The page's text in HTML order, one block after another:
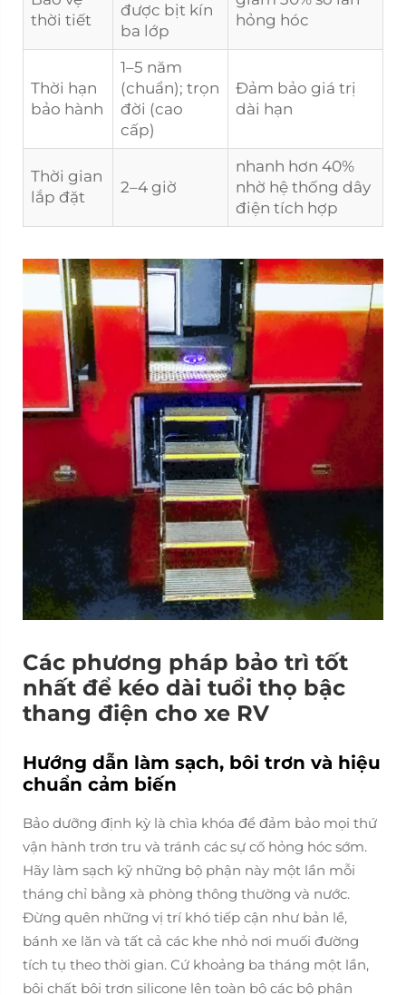
thời tiết
được bịt kín
ba lớp
hỏng hóc
Thời hạn
bảo hành
1–5 năm
(chuẩn); trọn
đời (cao
cấp)
Đảm bảo giá trị
dài hạn
Thời gian
lắp đặt
2–4 giờ
nhanh hơn 40%
nhờ hệ thống dây
điện tích hợp
Các phương pháp bảo trì tốt
nhất để kéo dài tuổi thọ bậc
thang điện cho xe RV
Hướng dẫn làm sạch, bôi trơn và hiệu
chuẩn cảm biến
Bảo dưỡng định kỳ là chìa khóa để đảm bảo mọi thứ
vận hành trơn tru và tránh các sự cố hỏng hóc sớm.
Hãy làm sạch kỹ những bộ phận này một lần mỗi
tháng chỉ bằng xà phòng thông thường và nước.
Đừng quên những vị trí khó tiếp cận như bản lề,
bánh xe lăn và tất cả các khe nhỏ nơi muối đường
tích tụ theo thời gian. Cứ khoảng ba tháng một lần,
bôi chất bôi trơn silicone lên toàn bộ các bộ phận